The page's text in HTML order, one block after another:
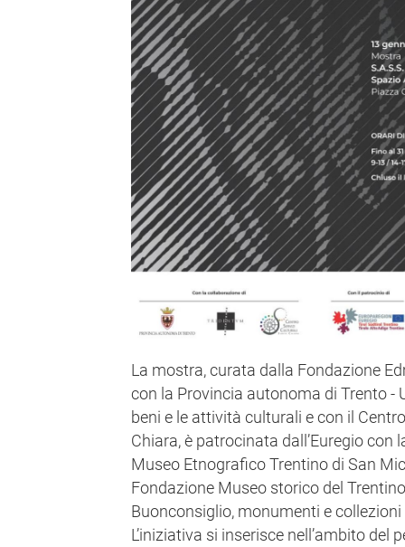
La mostra, curata dalla Fondazione
con la Provincia autonoma di Trento -
beni e le attività culturali e con il
Chiara, è patrocinata dall’Euregio con
Museo Etnografico Trentino di San
Fondazione Museo storico del
Buonconsiglio, monumenti e
L’iniziativa si inserisce nell’ambito del